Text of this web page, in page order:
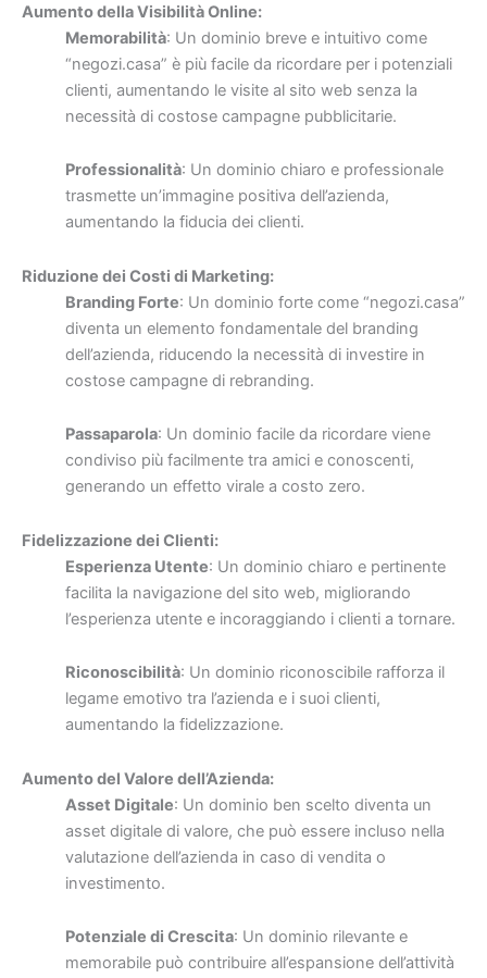
Aumento della Visibilità Online:
Memorabilità: Un dominio breve e intuitivo come
“negozi.casa” è più facile da ricordare per i potenziali
clienti, aumentando le visite al sito web senza la
necessità di costose campagne pubblicitarie.
Professionalità: Un dominio chiaro e professionale
trasmette un’immagine positiva dell’azienda,
aumentando la fiducia dei clienti.
Riduzione dei Costi di Marketing:
Branding Forte: Un dominio forte come “negozi.casa”
diventa un elemento fondamentale del branding
dell’azienda, riducendo la necessità di investire in
costose campagne di rebranding.
Passaparola: Un dominio facile da ricordare viene
condiviso più facilmente tra amici e conoscenti,
generando un effetto virale a costo zero.
Fidelizzazione dei Clienti:
Esperienza Utente: Un dominio chiaro e pertinente
facilita la navigazione del sito web, migliorando
l’esperienza utente e incoraggiando i clienti a tornare.
Riconoscibilità: Un dominio riconoscibile rafforza il
legame emotivo tra l’azienda e i suoi clienti,
aumentando la fidelizzazione.
Aumento del Valore dell’Azienda:
Asset Digitale: Un dominio ben scelto diventa un
asset digitale di valore, che può essere incluso nella
valutazione dell’azienda in caso di vendita o
investimento.
Potenziale di Crescita: Un dominio rilevante e
memorabile può contribuire all’espansione dell’attività